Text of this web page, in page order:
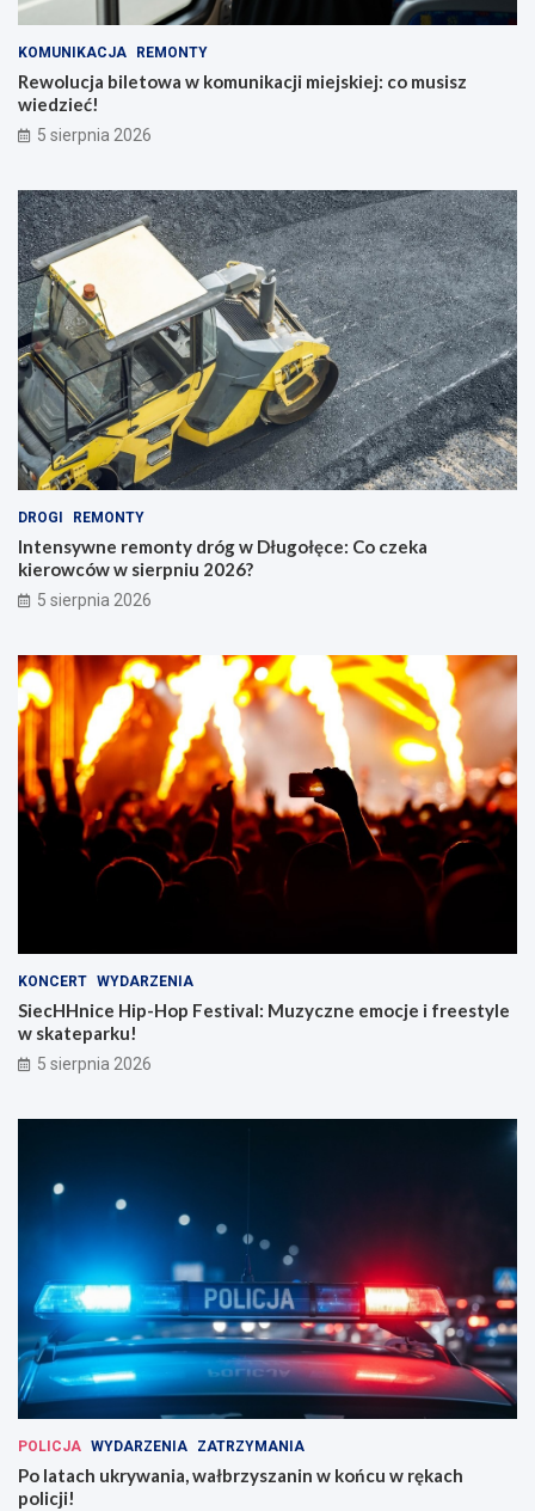
KOMUNIKACJA REMONTY
Rewolucja biletowa w komunikacji miejskiej: co musisz
wiedzieć!
5 sierpnia 2026
DROGI REMONTY
Intensywne remonty dróg w Długołęce: Co czeka
kierowców w sierpniu 2026?
5 sierpnia 2026
KONCERT WYDARZENIA
SiecHHnice Hip-Hop Festival: Muzyczne emocje i freestyle
w skateparku!
5 sierpnia 2026
POLICJA WYDARZENIA ZATRZYMANIA
Po latach ukrywania, wałbrzyszanin w końcu w rękach
policji!